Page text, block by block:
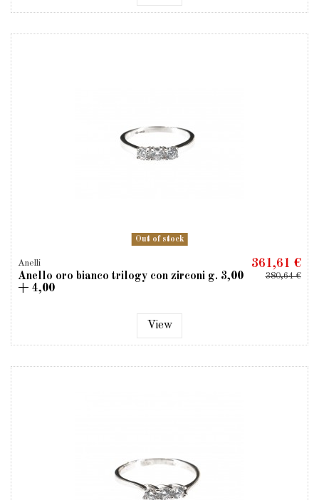
Out of stock
Anelli
Anello oro bianco trilogy con zirconi g. 3,00
+ 4,00
361,61 €
380,64 €
View